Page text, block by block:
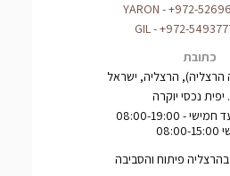
+972-
-
YARON
+972-
-
GIL
כתובת
הרצליה, ישראל
נכסי יוקרה
פיתוח והסביבה